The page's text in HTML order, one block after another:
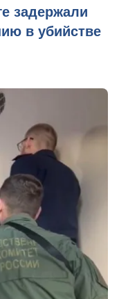
задержали
в убийстве